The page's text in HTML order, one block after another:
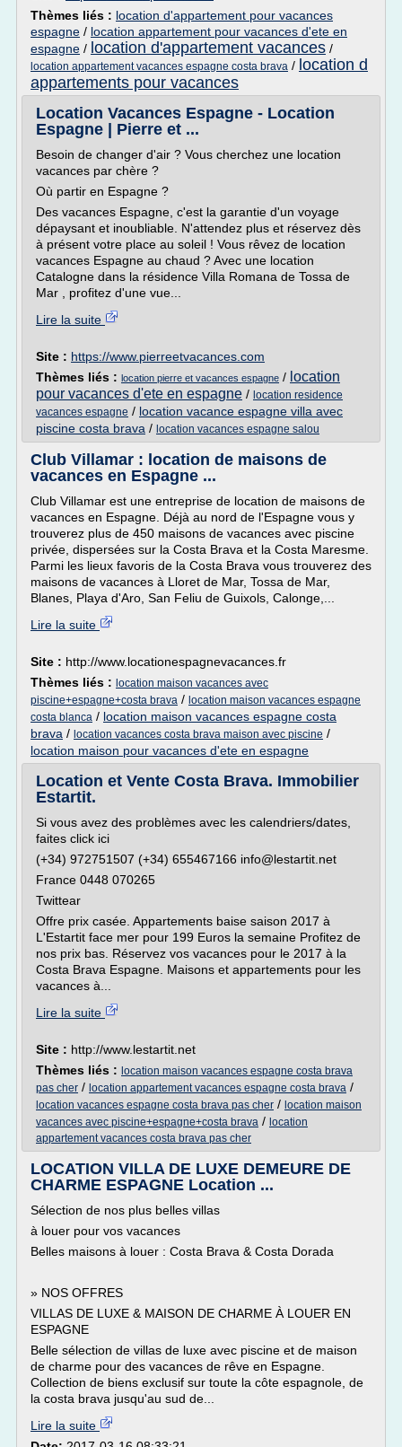
Thèmes liés : location d'appartement pour vacances
espagne / location appartement pour vacances d'ete en
espagne / location d'appartement vacances /
location appartement vacances espagne costa brava / location d
appartements pour vacances
Location Vacances Espagne - Location
Espagne | Pierre et ...
Besoin de changer d'air ? Vous cherchez une location
vacances par chère ?
Où partir en Espagne ?
Des vacances Espagne, c'est la garantie d'un voyage
dépaysant et inoubliable. N'attendez plus et réservez dès
à présent votre place au soleil ! Vous rêvez de location
vacances Espagne au chaud ? Avec une location
Catalogne dans la résidence Villa Romana de Tossa de
Mar , profitez d'une vue...
Lire la suite
Site : https://www.pierreetvacances.com
Thèmes liés : location pierre et vacances espagne / location
pour vacances d'ete en espagne / location residence
vacances espagne / location vacance espagne villa avec
piscine costa brava / location vacances espagne salou
Club Villamar : location de maisons de
vacances en Espagne ...
Club Villamar est une entreprise de location de maisons de
vacances en Espagne. Déjà au nord de l'Espagne vous y
trouverez plus de 450 maisons de vacances avec piscine
privée, dispersées sur la Costa Brava et la Costa Maresme.
Parmi les lieux favoris de la Costa Brava vous trouverez des
maisons de vacances à Lloret de Mar, Tossa de Mar,
Blanes, Playa d'Aro, San Feliu de Guixols, Calonge,...
Lire la suite
Site : http://www.locationespagnevacances.fr
Thèmes liés : location maison vacances avec
piscine+espagne+costa brava / location maison vacances espagne
costa blanca / location maison vacances espagne costa
brava / location vacances costa brava maison avec piscine /
location maison pour vacances d'ete en espagne
Location et Vente Costa Brava. Immobilier
Estartit.
Si vous avez des problèmes avec les calendriers/dates,
faites click ici
(+34) 972751507 (+34) 655467166 info@lestartit.net
France 0448 070265
Twittear
Offre prix casée. Appartements baise saison 2017 à
L'Estartit face mer pour 199 Euros la semaine Profitez de
nos prix bas. Réservez vos vacances pour le 2017 à la
Costa Brava Espagne. Maisons et appartements pour les
vacances à...
Lire la suite
Site : http://www.lestartit.net
Thèmes liés : location maison vacances espagne costa brava
pas cher / location appartement vacances espagne costa brava /
location vacances espagne costa brava pas cher / location maison
vacances avec piscine+espagne+costa brava / location
appartement vacances costa brava pas cher
LOCATION VILLA DE LUXE DEMEURE DE
CHARME ESPAGNE Location ...
Sélection de nos plus belles villas
à louer pour vos vacances
Belles maisons à louer : Costa Brava & Costa Dorada
» NOS OFFRES
VILLAS DE LUXE & MAISON DE CHARME À LOUER EN
ESPAGNE
Belle sélection de villas de luxe avec piscine et de maison
de charme pour des vacances de rêve en Espagne.
Collection de biens exclusif sur toute la côte espagnole, de
la costa brava jusqu'au sud de...
Lire la suite